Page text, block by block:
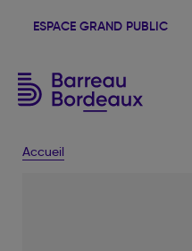
ESPACE GRAND PUBLIC
Accueil